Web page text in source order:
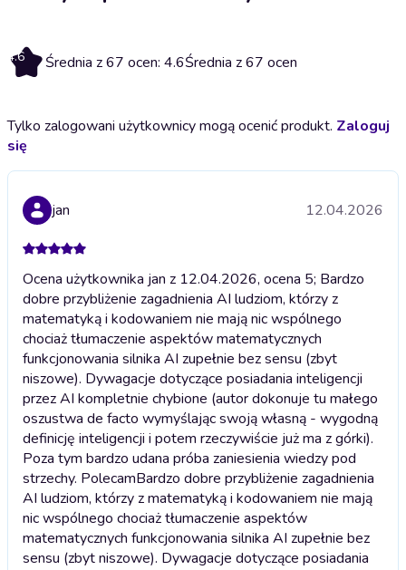
4.6 Średnia z 67 ocen: 4.6Średnia z 67 ocen
Tylko zalogowani użytkownicy mogą ocenić produkt. Zaloguj
się
jan 12.04.2026
Ocena użytkownika jan z 12.04.2026, ocena 5; Bardzo
dobre przybliżenie zagadnienia AI ludziom, którzy z
matematyką i kodowaniem nie mają nic wspólnego
chociaż tłumaczenie aspektów matematycznych
funkcjonowania silnika AI zupełnie bez sensu (zbyt
niszowe). Dywagacje dotyczące posiadania inteligencji
przez AI kompletnie chybione (autor dokonuje tu małego
oszustwa de facto wymyślając swoją własną - wygodną
definicję inteligencji i potem rzeczywiście już ma z górki).
Poza tym bardzo udana próba zaniesienia wiedzy pod
strzechy. PolecamBardzo dobre przybliżenie zagadnienia
AI ludziom, którzy z matematyką i kodowaniem nie mają
nic wspólnego chociaż tłumaczenie aspektów
matematycznych funkcjonowania silnika AI zupełnie bez
sensu (zbyt niszowe). Dywagacje dotyczące posiadania